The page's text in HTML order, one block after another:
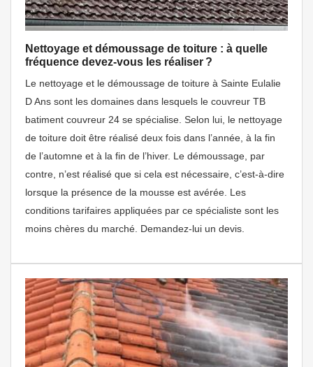
Nettoyage et démoussage de toiture : à quelle
fréquence devez-vous les réaliser ?
Le nettoyage et le démoussage de toiture à Sainte Eulalie
D Ans sont les domaines dans lesquels le couvreur TB
batiment couvreur 24 se spécialise. Selon lui, le nettoyage
de toiture doit être réalisé deux fois dans l’année, à la fin
de l’automne et à la fin de l’hiver. Le démoussage, par
contre, n’est réalisé que si cela est nécessaire, c’est-à-dire
lorsque la présence de la mousse est avérée. Les
conditions tarifaires appliquées par ce spécialiste sont les
moins chères du marché. Demandez-lui un devis.